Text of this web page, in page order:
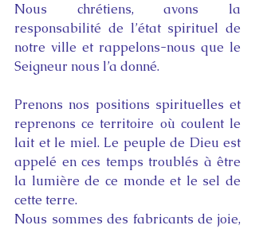
Nous chrétiens, avons la
responsabilité de l’état spirituel de
notre ville et rappelons-nous que le
Seigneur nous l’a donné.
Prenons nos positions spirituelles et
reprenons ce territoire où coulent le
lait et le miel. Le peuple de Dieu est
appelé en ces temps troublés à être
la lumière de ce monde et le sel de
cette terre.
Nous sommes des fabricants de joie,